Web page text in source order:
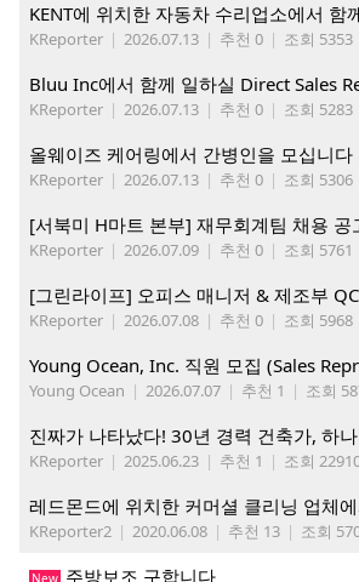
KReporter | 2026.07.13 | 추천 0 | 조회 5353
Bluu Inc에서 함께 일하실 Direct Sales
KReporter | 2026.07.13 | 추천 0 | 조회 5283
올웨이즈 케어링에서 간병인을 모십니다
KReporter | 2026.07.13 | 추천 0 | 조회 5306
KReporter | 2026.07.09 | 추천 0 | 조회 5761
KReporter | 2026.07.08 | 추천 0 | 조회 5968
Young Ocean, Inc. 직원 모집 (Sales
Young Ocean | 2026.07.07 | 추천 1 | 조회
KReporter | 2025.06.23 | 추천 1 | 조회
KReporter2 | 2020.06.08 | 추천 13 | 조회
주방보조 구합니다